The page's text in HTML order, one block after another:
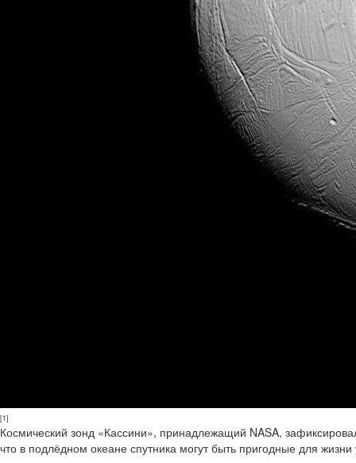
[1]
Космический зонд «Кассини», принадлежащий NASA,
что в подлёдном океане спутника могут быть пригодные для жизни